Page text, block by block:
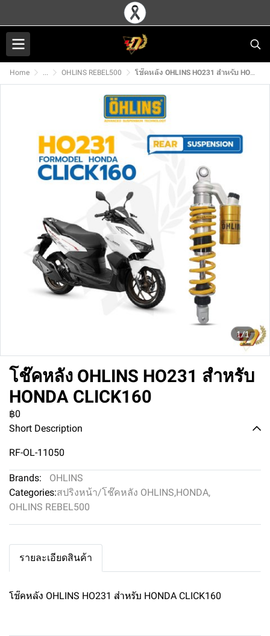
Home ... OHLINS REBEL500 โช๊คหลัง OHLINS HO231 สำหรับ HONDA CLICK160
1/1
โช๊คหลัง OHLINS HO231 สำหรับ
HONDA CLICK160
฿0
Short Description
RF-OL-11050
Brands:
OHLINS
Categories:สปริงหน้า/โช๊คหลัง OHLINS,HONDA,
OHLINS REBEL500
รายละเอียดสินค้า
โช๊คหลัง OHLINS HO231 สำหรับ HONDA CLICK160